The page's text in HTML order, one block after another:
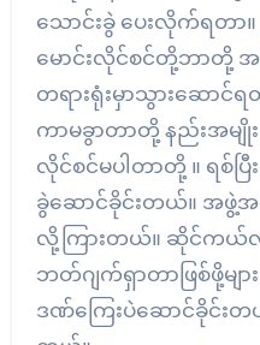
သောင်းခွဲ ပေးလိုက်ရတာ။
မောင်းလိုင်စင်တို့ဘာတို့ အ
တရားရုံးမှာသွားဆောင်
ကာမခွာတာတို့ နည်းအမျို
လိုင်စင်မပါတာတို့ ။ ရစ်ပ
ခွဲဆောင်ခိုင်းတယ်။ အ
လို့ကြားတယ်။ ဆိုင်ကယ်
ဘတ်ဂျက်ရှာတာဖြစ်ဖို့မျ
ဒဏ်ကြေးပဲဆောင်ခိုင်းတ